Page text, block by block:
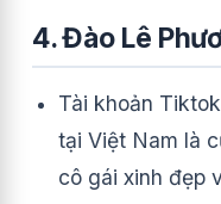
4. Đào Lê
Tài khoản
tại Việt Nam là
cô gái xinh đẹp